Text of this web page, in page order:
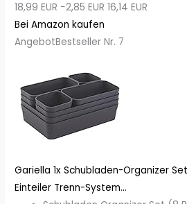
18,99 EUR −2,85 EUR 16,14 EUR
Bei Amazon kaufen
AngebotBestseller Nr. 7
Gariella 1x Schubladen-Organizer
Einteiler Trenn-System...